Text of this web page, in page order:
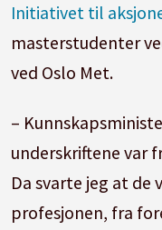
Initiativet til
masterstudenter
ved Oslo Met.
–
underskriftene var
Da svarte jeg at de
profesjonen, fra